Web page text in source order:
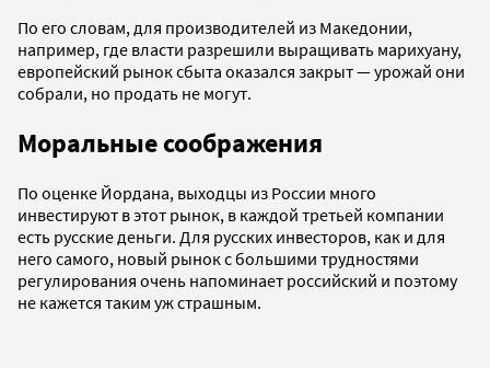
По его словам, для производителей из Македонии,
например, где власти разрешили выращивать марихуану,
европейский рынок сбыта оказался закрыт — урожай они
собрали, но продать не могут.
Моральные соображения
По оценке Йордана, выходцы из России много
инвестируют в этот рынок, в каждой третьей компании
есть русские деньги. Для русских инвесторов, как и для
него самого, новый рынок с большими трудностями
регулирования очень напоминает российский и поэтому
не кажется таким уж страшным.